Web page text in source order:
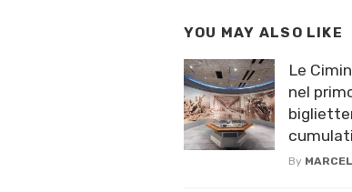
YOU MAY ALSO LIKE
Le
nel
By